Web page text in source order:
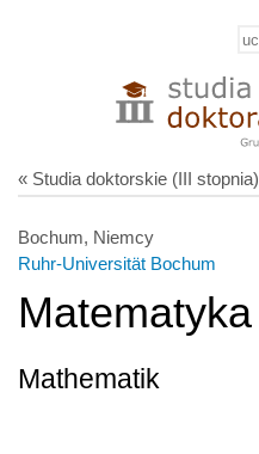
« Studia doktorskie (III stopnia)
Bochum, Niemcy
Ruhr-Universität Bochum
Matematyka
Mathematik